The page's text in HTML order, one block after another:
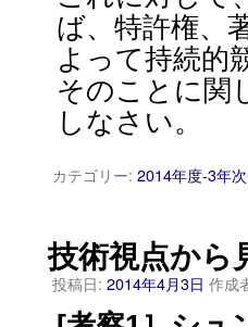
ば、特許権、
よって持続的
そのことに関
しなさい。
カテゴリー: 2014年度-3年
技術視点から
投稿日: 2014年4月3日 作成